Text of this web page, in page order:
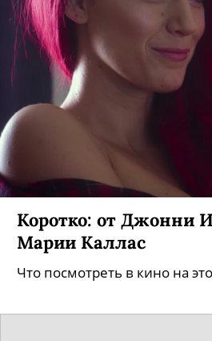
Коротко: от Джонни
Марии Каллас
Что посмотреть в кино на